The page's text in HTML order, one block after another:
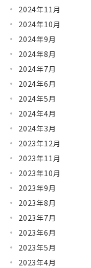
2024年11月
2024年10月
2024年9月
2024年8月
2024年7月
2024年6月
2024年5月
2024年4月
2024年3月
2023年12月
2023年11月
2023年10月
2023年9月
2023年8月
2023年7月
2023年6月
2023年5月
2023年4月